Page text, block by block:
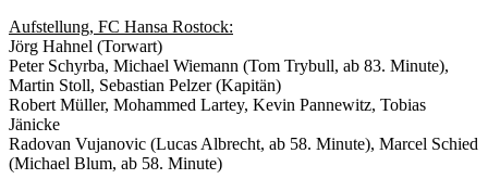
Aufstellung, FC Hansa Rostock:
Jörg Hahnel (Torwart)
Peter Schyrba, Michael Wiemann (Tom Trybull, ab 83. Minute),
Martin Stoll, Sebastian Pelzer (Kapitän)
Robert Müller, Mohammed Lartey, Kevin Pannewitz, Tobias
Jänicke
Radovan Vujanovic (Lucas Albrecht, ab 58. Minute), Marcel Schied
(Michael Blum, ab 58. Minute)